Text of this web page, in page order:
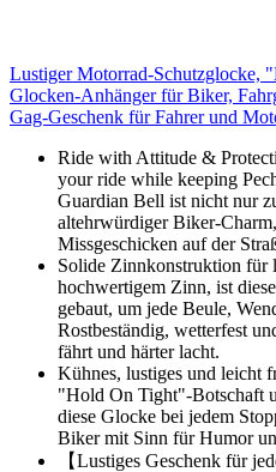
Lustiger Motorrad-Schutzglocke,
Glocken-Anhänger für Biker,
Gag-Geschenk für Fahrer und
Ride with Attitude &
your ride while keeping
Guardian Bell ist nicht nur
altehrwürdiger Biker-
Missgeschicken auf der
Solide Zinnkonstruktion für
hochwertigem Zinn, ist
gebaut, um jede Beule,
Rostbeständig, wetterfest
fährt und härter lacht.
Kühnes, lustiges und leicht
"Hold On Tight"-Botschaft
diese Glocke bei jedem
Biker mit Sinn für Humor
【Lustiges Geschenk für